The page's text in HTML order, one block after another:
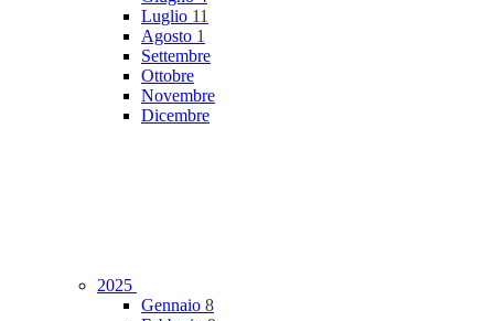
Luglio 11
Agosto 1
Settembre
Ottobre
Novembre
Dicembre
2025
Gennaio 8